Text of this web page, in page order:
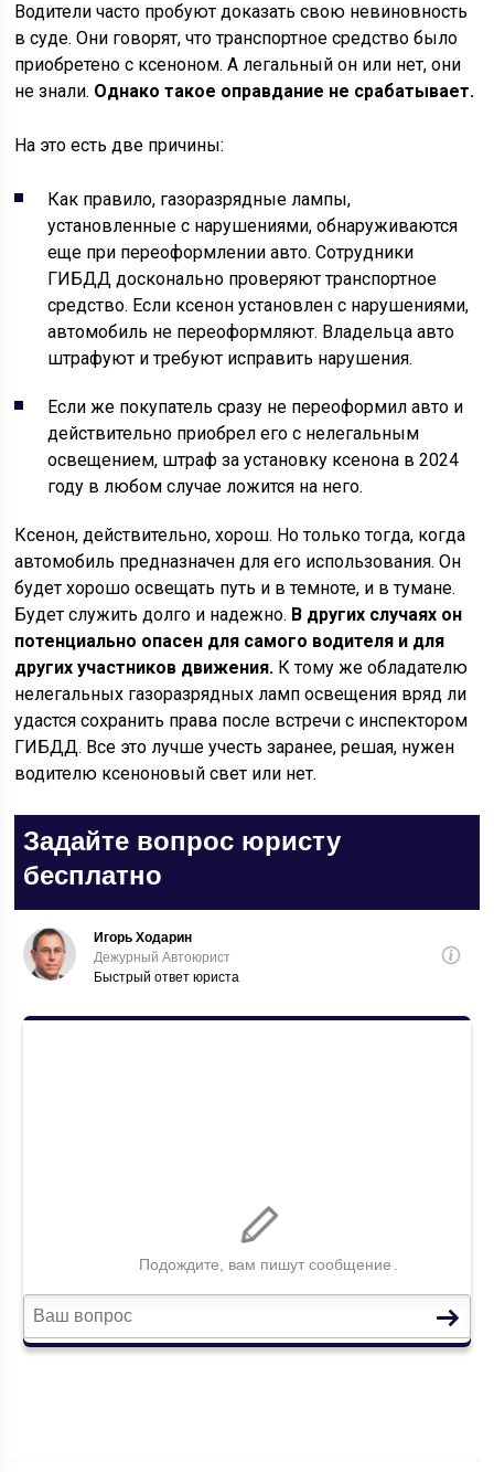
Водители часто пробуют доказать свою невиновность
в суде. Они говорят, что транспортное средство было
приобретено с ксеноном. А легальный он или нет, они
не знали. Однако такое оправдание не срабатывает.
На это есть две причины:
Как правило, газоразрядные лампы,
установленные с нарушениями, обнаруживаются
еще при переоформлении авто. Сотрудники
ГИБДД досконально проверяют транспортное
средство. Если ксенон установлен с нарушениями,
автомобиль не переоформляют. Владельца авто
штрафуют и требуют исправить нарушения.
Если же покупатель сразу не переоформил авто и
действительно приобрел его с нелегальным
освещением, штраф за установку ксенона в 2024
году в любом случае ложится на него.
Ксенон, действительно, хорош. Но только тогда, когда
автомобиль предназначен для его использования. Он
будет хорошо освещать путь и в темноте, и в тумане.
Будет служить долго и надежно. В других случаях он
потенциально опасен для самого водителя и для
других участников движения. К тому же обладателю
нелегальных газоразрядных ламп освещения вряд ли
удастся сохранить права после встречи с инспектором
ГИБДД. Все это лучше учесть заранее, решая, нужен
водителю ксеноновый свет или нет.